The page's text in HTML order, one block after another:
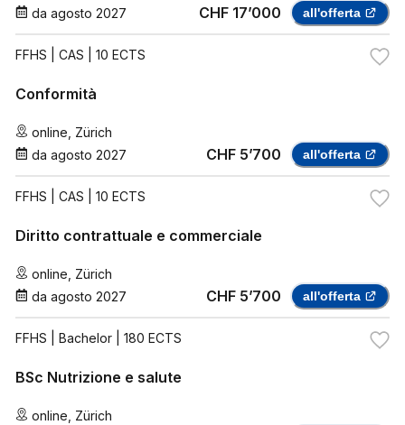
da agosto 2027 CHF 17’000 all'offerta
FFHS | CAS | 10 ECTS
Conformità
online Zürich
da agosto 2027 CHF 5’700 all'offerta
FFHS | CAS | 10 ECTS
Diritto contrattuale e commerciale
online Zürich
da agosto 2027 CHF 5’700 all'offerta
FFHS | Bachelor | 180 ECTS
BSc Nutrizione e salute
online Zürich